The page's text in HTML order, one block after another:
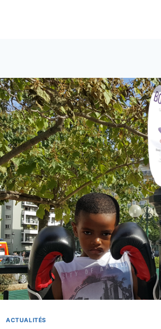
ACTUALITÉS